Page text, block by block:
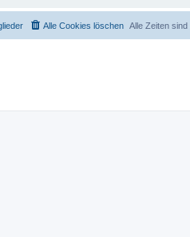
Alle Zeiten sind
Alle Cookies löschen